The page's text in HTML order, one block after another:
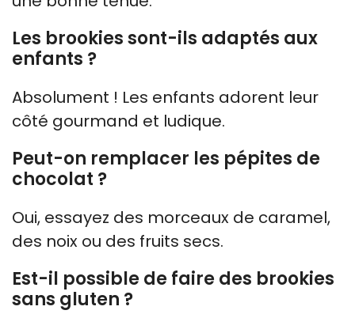
Les brookies sont-ils adaptés aux
enfants ?
Absolument ! Les enfants adorent leur
côté gourmand et ludique.
Peut-on remplacer les pépites de
chocolat ?
Oui, essayez des morceaux de caramel,
des noix ou des fruits secs.
Est-il possible de faire des brookies
sans gluten ?